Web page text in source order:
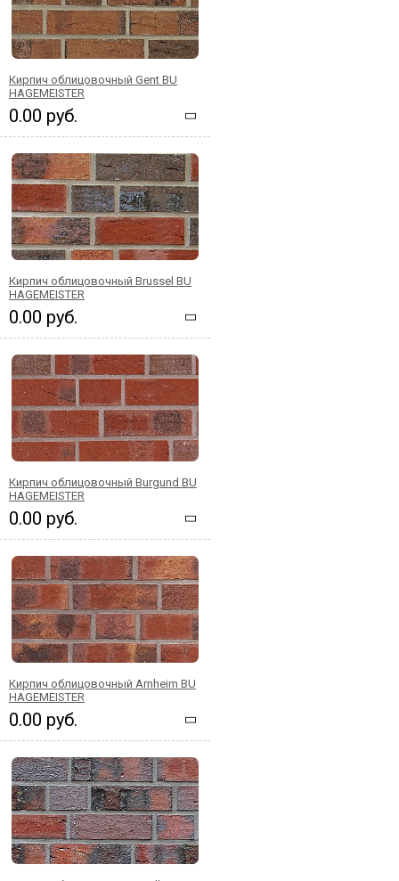
Кирпич облицовочный Gent BU
HAGEMEISTER
0.00 руб.
Кирпич облицовочный Brussel BU
HAGEMEISTER
0.00 руб.
Кирпич облицовочный Burgund BU
HAGEMEISTER
0.00 руб.
Кирпич облицовочный Arnheim BU
HAGEMEISTER
0.00 руб.